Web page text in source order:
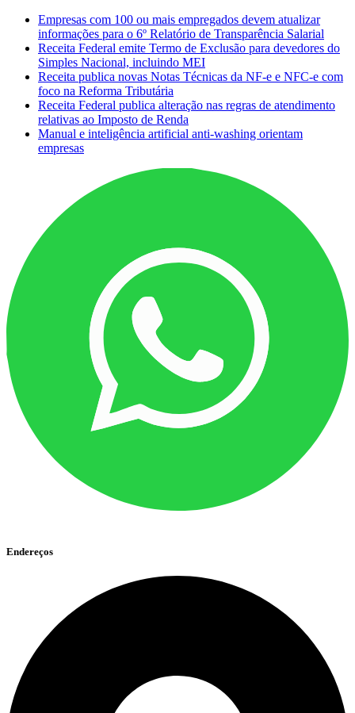
Empresas com 100 ou mais empregados devem atualizar
informações para o 6º Relatório de Transparência Salarial
Receita Federal emite Termo de Exclusão para devedores do
Simples Nacional, incluindo MEI
Receita publica novas Notas Técnicas da NF-e e NFC-e com
foco na Reforma Tributária
Receita Federal publica alteração nas regras de atendimento
relativas ao Imposto de Renda
Manual e inteligência artificial anti-washing orientam
empresas
Endereços